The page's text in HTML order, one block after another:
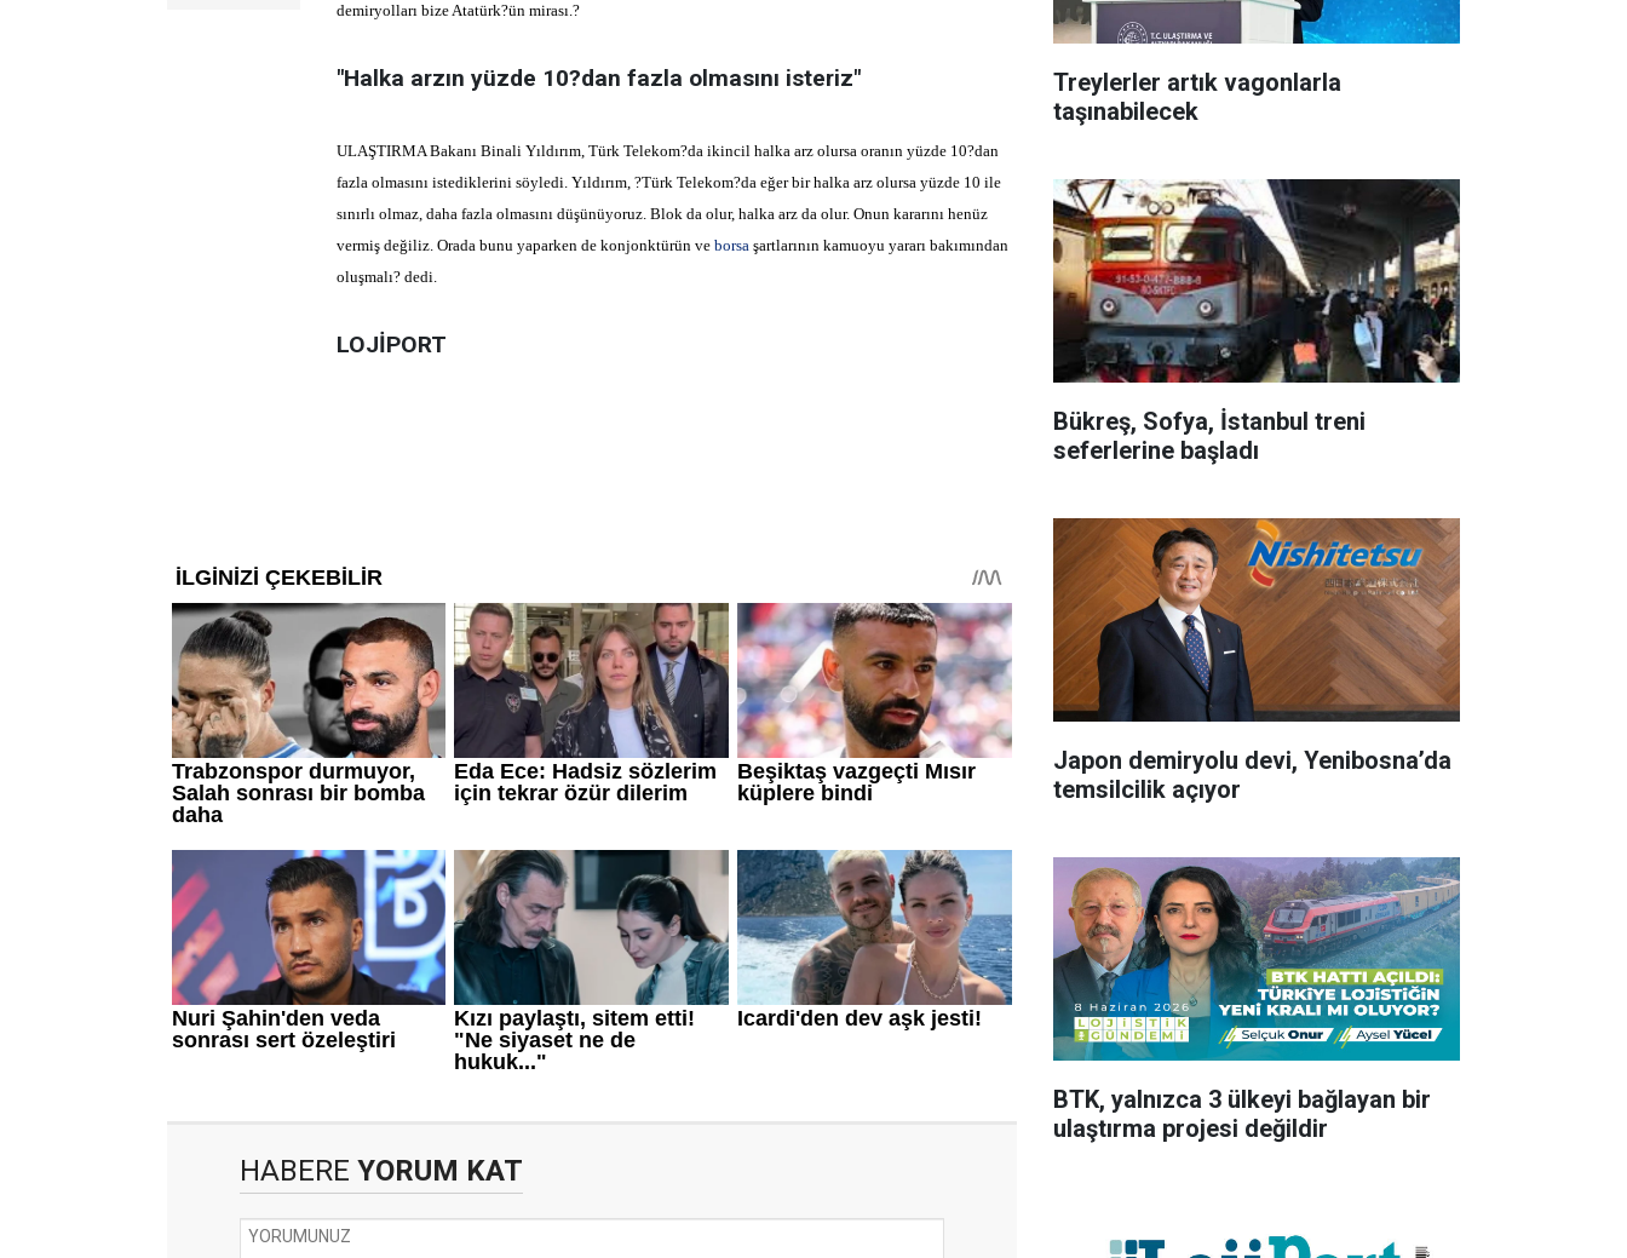
demiryolları bize Atatürk?ün mirası.?
"Halka arzın yüzde 10?dan fazla olmasını isteriz"
ULAŞTIRMA Bakanı Binali Yıldırım, Türk Telekom?da ikincil halka arz olursa oranın yüzde 10?dan
fazla olmasını istediklerini söyledi. Yıldırım, ?Türk Telekom?da eğer bir halka arz olursa yüzde 10 ile
sınırlı olmaz, daha fazla olmasını düşünüyoruz. Blok da olur, halka arz da olur. Onun kararını henüz
vermiş değiliz. Orada bunu yaparken de konjonktürün ve borsa şartlarının kamuoyu yararı bakımından
oluşmalı? dedi.
LOJİPORT
HABERE YORUM KAT
Treylerler artık vagonlarla
taşınabilecek
Bükreş, Sofya, İstanbul treni
seferlerine başladı
Japon demiryolu devi, Yenibosna’da
temsilcilik açıyor
BTK, yalnızca 3 ülkeyi bağlayan bir
ulaştırma projesi değildir